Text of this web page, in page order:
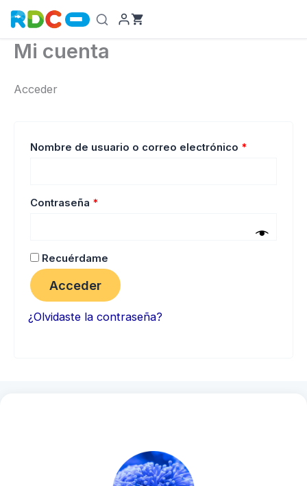
contenido
Mi cuenta
Acceder
Nombre de usuario o correo electrónico *
Contraseña *
Recuérdame
Acceder
¿Olvidaste la contraseña?